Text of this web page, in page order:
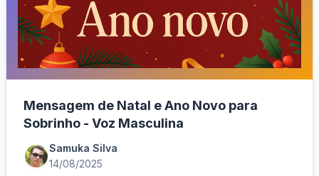
Mensagem de Natal e Ano Novo para
Sobrinho - Voz Masculina
Samuka Silva
14/08/2025